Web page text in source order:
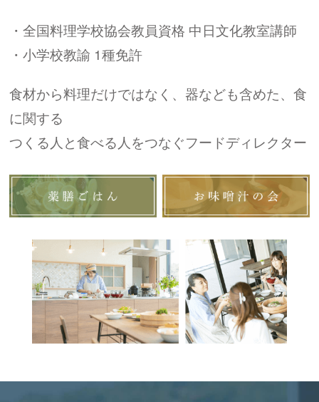
・全国料理学校協会教員資格 中日文化教室講師
・小学校教諭 1種免許
食材から料理だけではなく、器なども含めた、食
に関する
つくる人と食べる人をつなぐフードディレクター